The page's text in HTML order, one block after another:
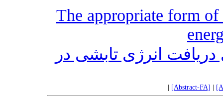
The appropriate form
انرژی تابشی در
[Abstract-FA]